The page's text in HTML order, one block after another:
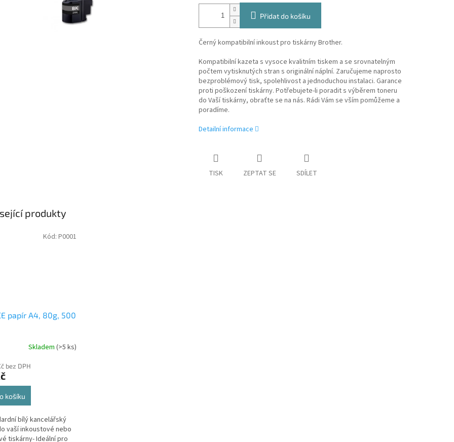
Přidat do košíku
Černý kompatibilní inkoust pro tiskárny Brother.
Kompatibilní kazeta s vysoce kvalitním tiskem a se srovnatelným
počtem vytisknutých stran s originální náplní. Zaručujeme naprosto
bezproblémový tisk, spolehlivost a jednoduchou instalaci. Garance
proti poškození tiskárny. Potřebujete-li poradit s výběrem toneru
do Vaší tiskárny, obraťte se na nás. Rádi Vám se vším pomůžeme a
poradíme.
Detailní informace
TISK ZEPTAT SE SDÍLET
produkty
papír A4, 80g, 500
Skladem (>5 ks)
bez DPH
košíku
bílý kancelářský
vaší inkoustové nebo
tiskárny- Ideální pro
Kód: P0001